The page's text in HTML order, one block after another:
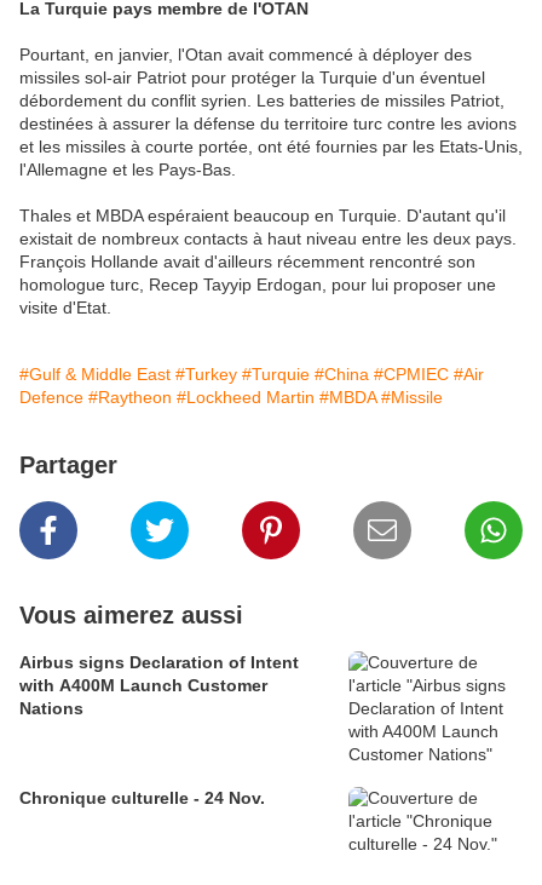
La Turquie pays membre de l'OTAN
Pourtant, en janvier, l'Otan avait commencé à déployer des
missiles sol-air Patriot pour protéger la Turquie d'un éventuel
débordement du conflit syrien. Les batteries de missiles Patriot,
destinées à assurer la défense du territoire turc contre les avions
et les missiles à courte portée, ont été fournies par les Etats-Unis,
l'Allemagne et les Pays-Bas.
Thales et MBDA espéraient beaucoup en Turquie. D'autant qu'il
existait de nombreux contacts à haut niveau entre les deux pays.
François Hollande avait d'ailleurs récemment rencontré son
homologue turc, Recep Tayyip Erdogan, pour lui proposer une
visite d'Etat.
#Gulf & Middle East #Turkey #Turquie #China #CPMIEC #Air
Defence #Raytheon #Lockheed Martin #MBDA #Missile
Partager
Vous aimerez aussi
Airbus signs Declaration of Intent
with A400M Launch Customer
Nations
Chronique culturelle - 24 Nov.